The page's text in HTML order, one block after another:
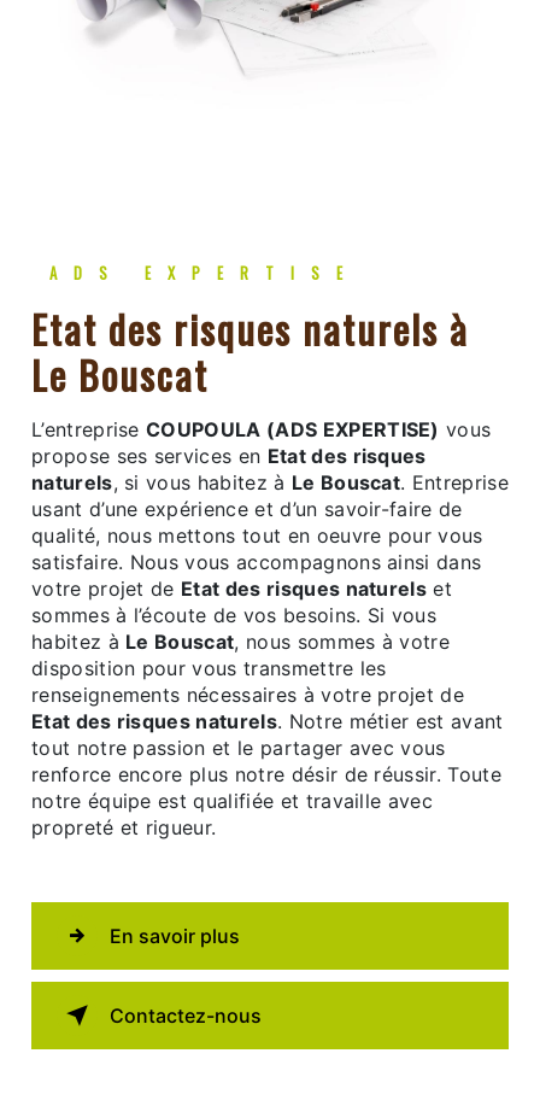
ADS EXPERTISE
Etat des risques naturels à
Le Bouscat
L’entrepriseCOUPOULA (ADS EXPERTISE) vous
propose ses services en Etat des risques
naturels, si vous habitez à Le Bouscat. Entreprise
usant d’une expérience et d’un savoir-faire de
qualité, nous mettons tout en oeuvre pour vous
satisfaire. Nous vous accompagnons ainsi dans
votre projet de Etat des risques naturels et
sommes à l’écoute de vos besoins. Si vous
habitez à Le Bouscat, nous sommes à votre
disposition pour vous transmettre les
renseignements nécessaires à votre projet de
Etat des risques naturels. Notre métier est avant
tout notre passion et le partager avec vous
renforce encore plus notre désir de réussir. Toute
notre équipe est qualifiée et travaille avec
propreté et rigueur.
En savoir plus
Contactez-nous